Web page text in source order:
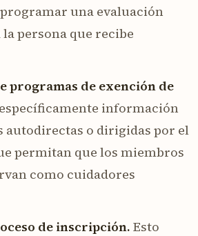
una evaluación
persona que recibe
programas de exención de
información
autodirectas o dirigidas por el
permitan que los miembros
como cuidadores
de inscripción. Esto